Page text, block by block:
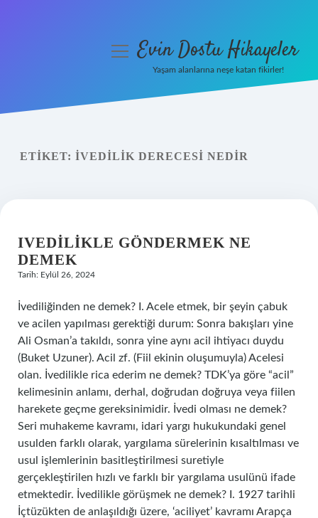
Yasal Uyarı
menüyüEvin Dostu Hikayeler
Yaşam alanlarına neşe katan fikirler!
ETIKET: İVEDILIK DERECESI NEDIR
IVEDILIKLE GÖNDERMEK NE
DEMEK
Tarih: Eylül 26, 2024
İvediliğinden ne demek? I. Acele etmek, bir şeyin çabuk
ve acilen yapılması gerektiği durum: Sonra bakışları yine
Ali Osman’a takıldı, sonra yine aynı acil ihtiyacı duydu
(Buket Uzuner). Acil zf. (Fiil ekinin oluşumuyla) Acelesi
olan. İvedilikle rica ederim ne demek? TDK’ya göre “acil”
kelimesinin anlamı, derhal, doğrudan doğruya veya fiilen
harekete geçme gereksinimidir. İvedi olması ne demek?
Seri muhakeme kavramı, idari yargı hukukundaki genel
usulden farklı olarak, yargılama sürelerinin kısaltılması ve
usul işlemlerinin basitleştirilmesi suretiyle
gerçekleştirilen hızlı ve farklı bir yargılama usulünü ifade
etmektedir. İvedilikle görüşmek ne demek? I. 1927 tarihli
İçtüzükten de anlaşıldığı üzere, ‘aciliyet’ kavramı Arapça